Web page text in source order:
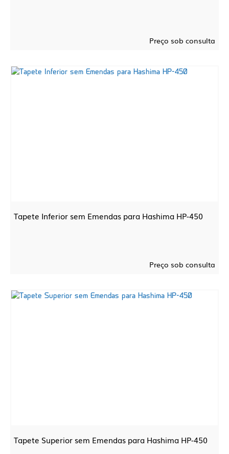
Preço sob consulta
Tapete Inferior sem Emendas para Hashima HP-450
Preço sob consulta
Tapete Superior sem Emendas para Hashima HP-450